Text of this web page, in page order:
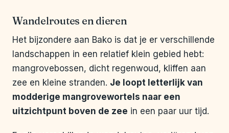
Wandelroutes en dieren
Het bijzondere aan Bako is dat je er verschillende
landschappen in een relatief klein gebied hebt:
mangrovebossen, dicht regenwoud, kliffen aan
zee en kleine stranden. Je loopt letterlijk van
modderige mangrovewortels naar een
uitzichtpunt boven de zee in een paar uur tijd.